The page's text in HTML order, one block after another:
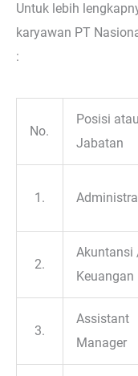
Untuk lebih
karyawan PT
:
No.
Posisi atau
Jabatan
1.
2.
Akuntansi
Keuangan
3.
Assistant
Manager